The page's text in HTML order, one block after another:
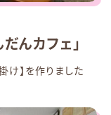
んカフェ」
け】を作りました